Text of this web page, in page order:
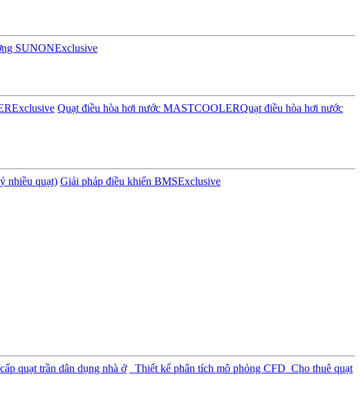
SUNONExclusive
Exclusive Quạt điều hòa hơi nước MASTCOOLERQuạt điều hòa hơi nước
nhiều quạt) Giải pháp điều khiển BMSExclusive
quạt trần dân dụng nhà ở Thiết kế phân tích mô phỏng CFD Cho thuê quạt